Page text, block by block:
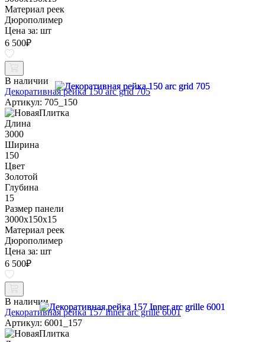
Материал реек
Дюрополимер
Цена за: шт
6 500₽
В наличии
Декоративная рейка 150 arc grid 705
Артикул: 705_150
Длина
3000
Ширина
150
Цвет
Золотой
Глубина
15
Размер панели
3000x150x15
Материал реек
Дюрополимер
Цена за: шт
6 500₽
В наличии
Декоративная рейка 157 Inner arc grille 6001
Артикул: 6001_157